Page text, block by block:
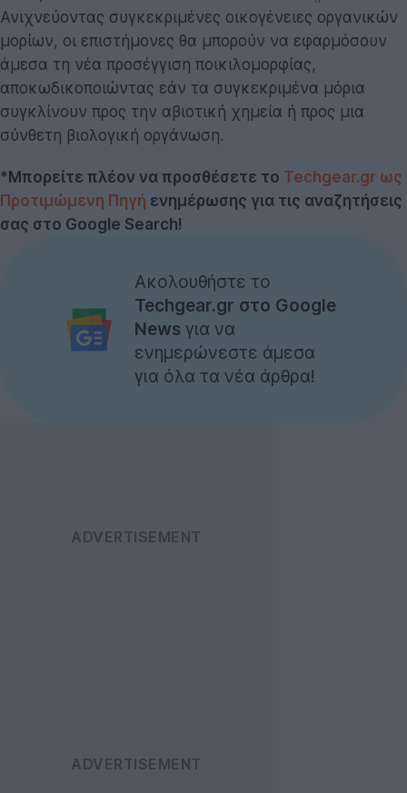
Ανιχνεύοντας συγκεκριμένες οικογένειες οργανικών
μορίων, οι επιστήμονες θα μπορούν να εφαρμόσουν
άμεσα τη νέα προσέγγιση ποικιλομορφίας,
αποκωδικοποιώντας εάν τα συγκεκριμένα μόρια
συγκλίνουν προς την αβιοτική χημεία ή προς μια
σύνθετη βιολογική οργάνωση.
*Μπορείτε πλέον να προσθέσετε το Techgear.gr ως
Προτιμώμενη Πηγή ενημέρωσης για τις αναζητήσεις
σας στο Google Search!
Ακολουθήστε το
Techgear.gr στο Google
News για να
ενημερώνεστε άμεσα
για όλα τα νέα άρθρα!